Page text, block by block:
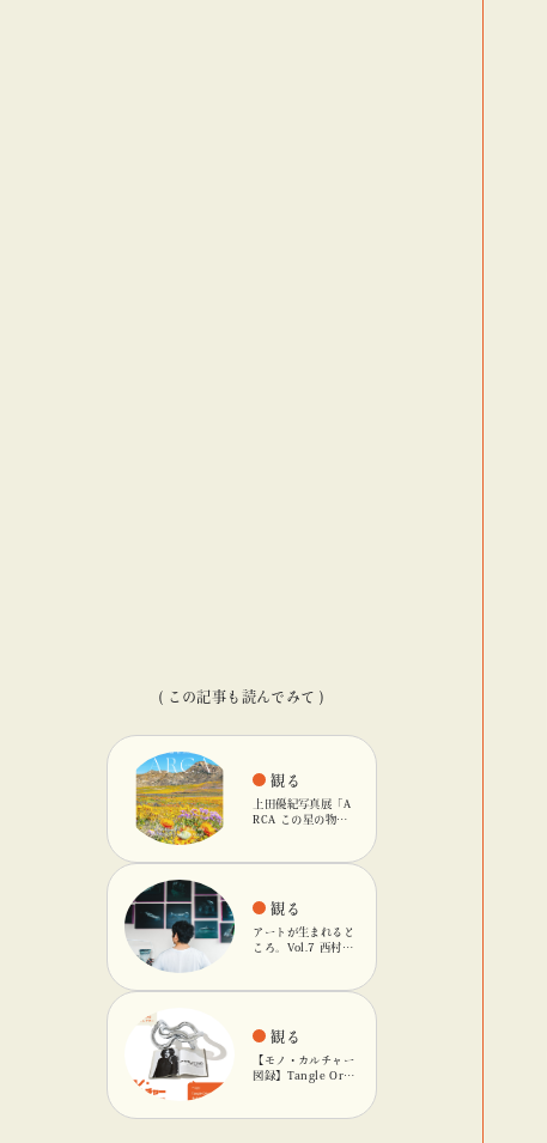
( この記事も読んでみて )
観る
上田優紀写真展「A
RCA この星の物
輪」で開催
観る
アートが生まれると
ころ。Vol.7 西村友
観る
【モノ・カルチャー
図録】Tangle Orig